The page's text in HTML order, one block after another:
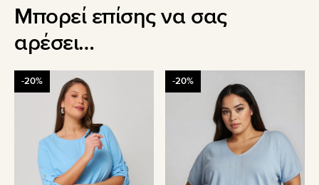
Μπορεί επίσης να σας
αρέσει…
-20%
Αυτό
το
πολλαπλές
παραλλαγές.
-20%
Αυτό
το
πολλαπλές
παραλλαγές.